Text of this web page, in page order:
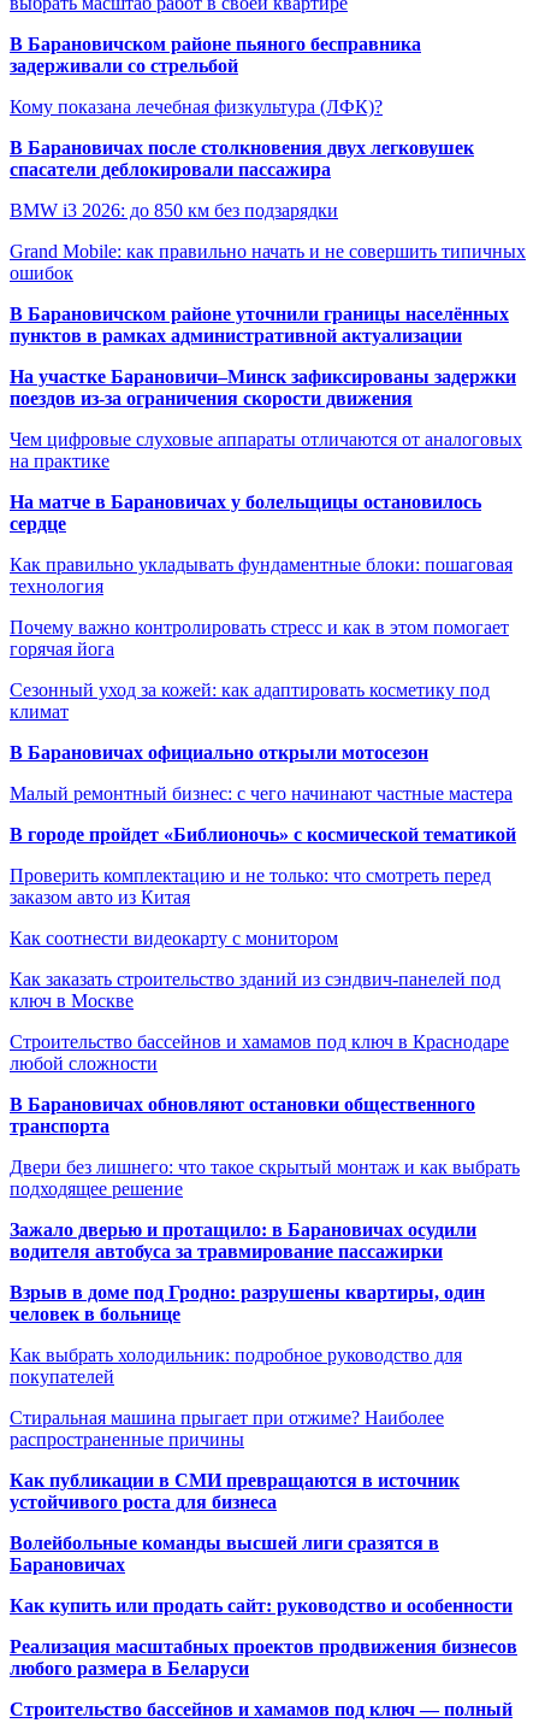
В Барановичском районе пьяного бесправника
задерживали со стрельбой
Кому показана лечебная физкультура (ЛФК)?
В Барановичах после столкновения двух легковушек
спасатели деблокировали пассажира
BMW i3 2026: до 850 км без подзарядки
Grand Mobile: как правильно начать и не совершить типичных
ошибок
В Барановичском районе уточнили границы населённых
пунктов в рамках административной актуализации
На участке Барановичи–Минск зафиксированы задержки
поездов из-за ограничения скорости движения
Чем цифровые слуховые аппараты отличаются от аналоговых
на практике
На матче в Барановичах у болельщицы остановилось
сердце
Как правильно укладывать фундаментные блоки: пошаговая
технология
Почему важно контролировать стресс и как в этом помогает
горячая йога
Сезонный уход за кожей: как адаптировать косметику под
климат
В Барановичах официально открыли мотосезон
Малый ремонтный бизнес: с чего начинают частные мастера
В городе пройдет «Библионочь» с космической тематикой
Проверить комплектацию и не только: что смотреть перед
заказом авто из Китая
Как соотнести видеокарту с монитором
Как заказать строительство зданий из сэндвич-панелей под
ключ в Москве
Строительство бассейнов и хамамов под ключ в Краснодаре
любой сложности
В Барановичах обновляют остановки общественного
транспорта
Двери без лишнего: что такое скрытый монтаж и как выбрать
подходящее решение
Зажало дверью и протащило: в Барановичах осудили
водителя автобуса за травмирование пассажирки
Взрыв в доме под Гродно: разрушены квартиры, один
человек в больнице
Как выбрать холодильник: подробное руководство для
покупателей
Стиральная машина прыгает при отжиме? Наиболее
распространенные причины
Как публикации в СМИ превращаются в источник
устойчивого роста для бизнеса
Волейбольные команды высшей лиги сразятся в
Барановичах
Как купить или продать сайт: руководство и особенности
Реализация масштабных проектов продвижения бизнесов
любого размера в Беларуси
Строительство бассейнов и хамамов под ключ — полный